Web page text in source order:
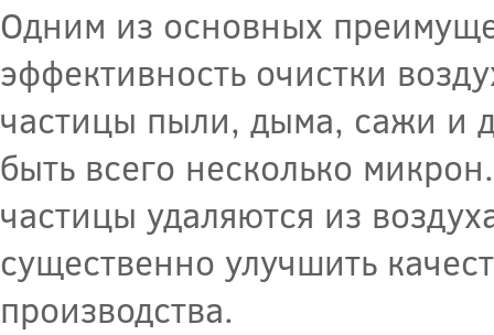
Одним из основных
эффективность очистки
частицы пыли, дыма, сажи и
быть всего несколько
частицы удаляются из
существенно улучшить
производства.